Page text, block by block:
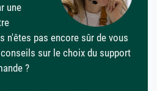
une
n'êtes pas encore sûr de vous
sur le choix du support
?